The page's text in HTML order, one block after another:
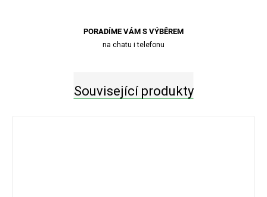
PORADÍME VÁM S VÝBĚREM
na chatu i telefonu
Související produkty